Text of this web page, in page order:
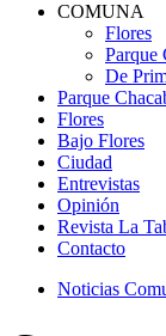
COMUNA
Flores
Parque
De
Parque
Flores
Bajo Flores
Ciudad
Entrevistas
Opinión
Revista La
Contacto
Noticias